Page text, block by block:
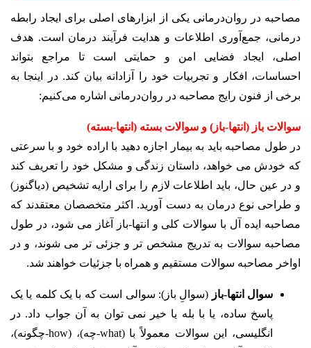
مصاحبه در روان‌درمانی یکی از ابزارهای اصلی برای ایجاد رابطه
درمانی، جمع‌آوری اطلاعات و هدایت فرآیند درمان است. هدف
اصلی، ایجاد فضایی امن و حمایتی است تا مراجع بتواند
احساسات، افکار و تجربیات خود را آزادانه بیان کند. در اینجا به
برخی از فنون رایج مصاحبه در روان‌درمانی اشاره می‌کنیم:
سوالات باز (انتها-باز) و سوالات بسته (انتها-بسته)
در طول مصاحبه باید به بیمار اجازه دهید با ارادە خود و با سرعتی
که خودش می خواهد، داستان زندگی و مشکل خود را تعریف کند
و در عین حال، باید اطلاعات لازم را برای ارایە تشخیص (دیاگنوز)
و طراحی نوع درمان به دست آورید. اکثر متخصصان معتقدند که
مصاحبە ایده آل با سوالات کلی و انتها-باز آغاز می شود، در طول
مصاحبه سوالات به تدریج مشخص تر و جزئی تر می شوند، و در
اواخر مصاحبه سوالات مستقیم و همراه با جزئیات خواهند شد.
سوال انتها-باز (سوالِ باز): سوالی است که با یک کلمه یا یک
پاسخ ساده، یا با بله یا خیر نمی توان به آن جواب داد. در
انگلیسی، این سوالات معمولاً با (what-چه)، (how-چگونه)،